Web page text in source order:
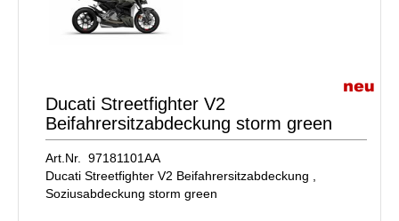
Ducati Streetfighter V2
Beifahrersitzabdeckung storm green
Art.Nr. 97181101AA
Ducati Streetfighter V2 Beifahrersitzabdeckung ,
Soziusabdeckung storm green